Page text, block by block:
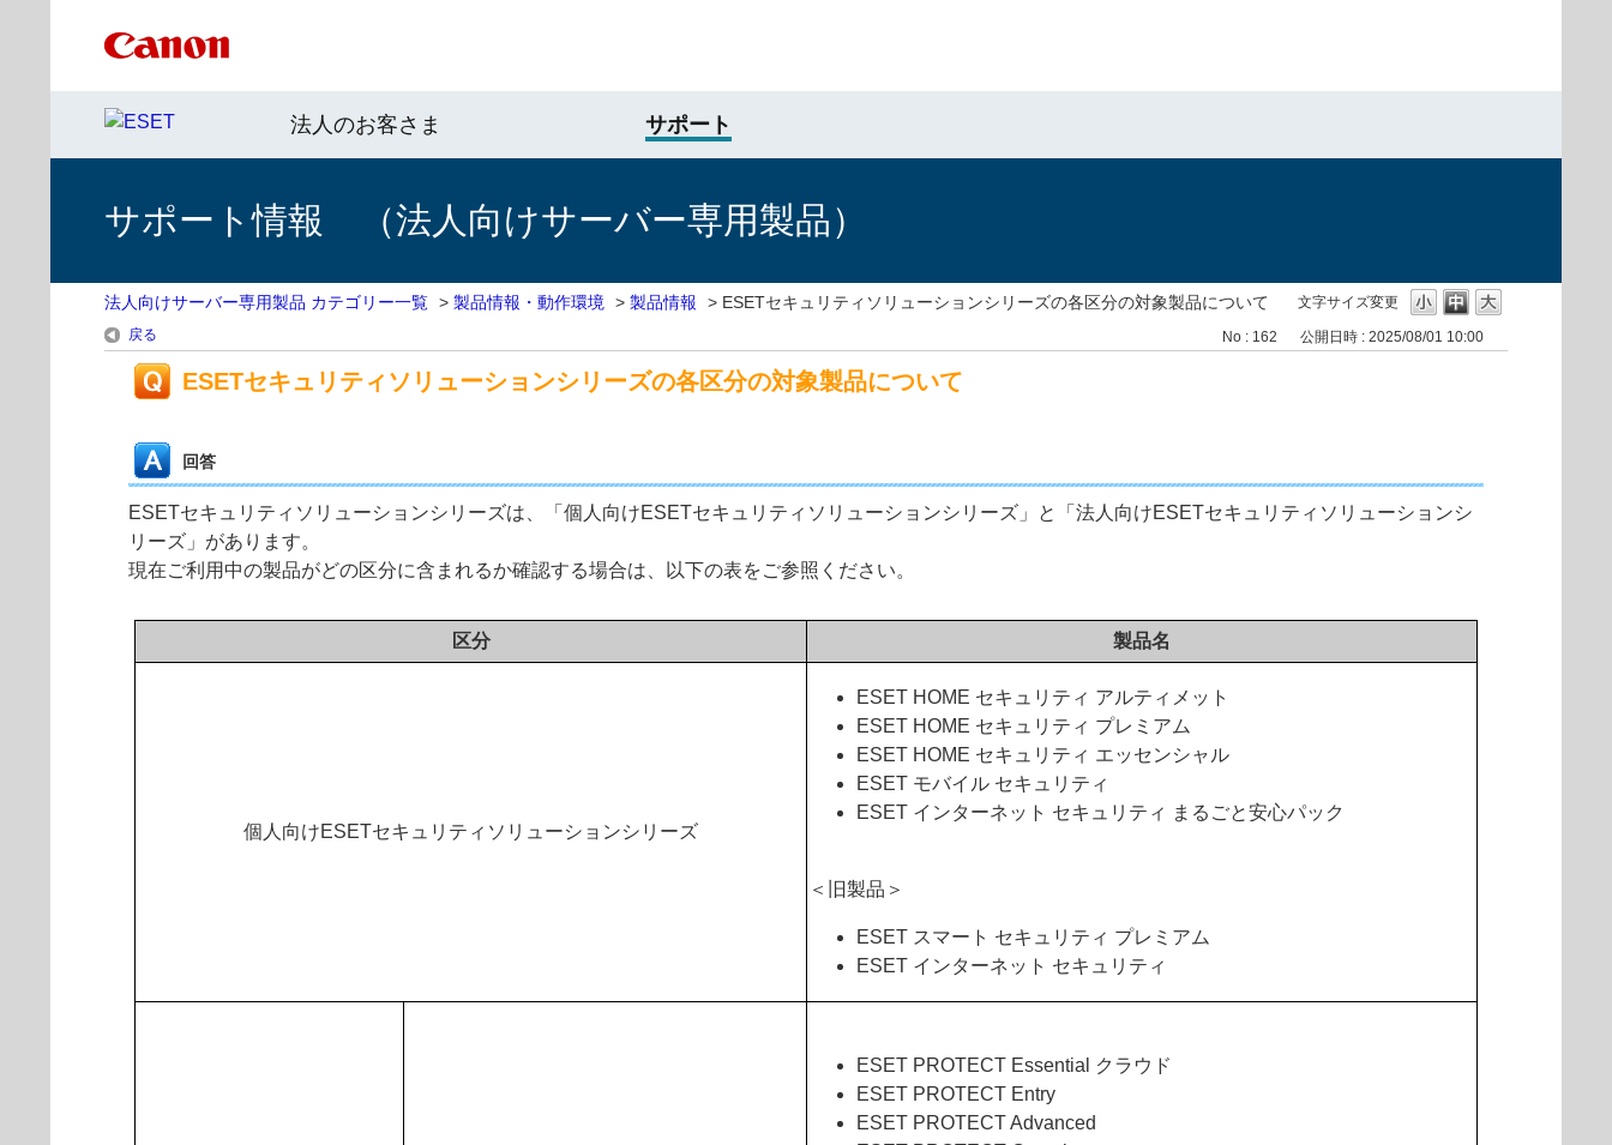
法人のお客さま サポート
サポート情報 （法人向けサーバー専用製品）
文字サイズ変更
法人向けサーバー専用製品 カテゴリー一覧 > 製品情報・動作環境 > 製品情報 > ESETセキュリティソリューションシリーズの各区分の対象製品について
戻る No : 162 公開日時 : 2025/08/01 10:00
ESETセキュリティソリューションシリーズの各区分の対象製品について
回答
ESETセキュリティソリューションシリーズは、「個人向けESETセキュリティソリューションシリーズ」と「法人向けESETセキュリティソリューションシ
リーズ」があります。
現在ご利用中の製品がどの区分に含まれるか確認する場合は、以下の表をご参照ください。
区分 製品名
個人向けESETセキュリティソリューションシリーズ
ESET HOME セキュリティ アルティメット
ESET HOME セキュリティ プレミアム
ESET HOME セキュリティ エッセンシャル
ESET モバイル セキュリティ
ESET インターネット セキュリティ まるごと安心パック
＜旧製品＞
ESET スマート セキュリティ プレミアム
ESET インターネット セキュリティ
ESET PROTECT Essential クラウド
ESET PROTECT Entry
ESET PROTECT Advanced